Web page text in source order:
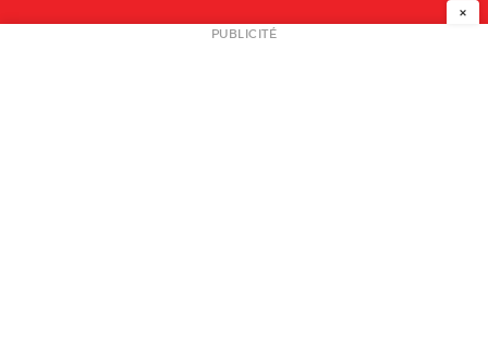
NEWSLETTER
×
PUBLICITÉ